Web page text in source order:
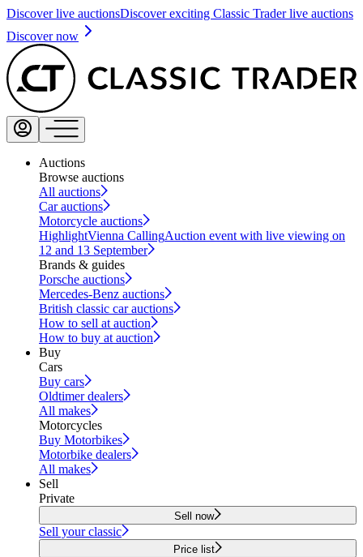
Discover live auctionsDiscover exciting Classic Trader live auctions
Discover now
Auctions
Browse auctions
All auctions
Car auctions
Motorcycle auctions
HighlightVienna CallingAuction event with live viewing on
12 and 13 September
Brands & guides
Porsche auctions
Mercedes-Benz auctions
British classic car auctions
How to sell at auction
How to buy at auction
Buy
Cars
Buy cars
Oldtimer dealers
All makes
Motorcycles
Buy Motorbikes
Motorbike dealers
All makes
Sell
Private
Sell now
Sell your classic
Price list